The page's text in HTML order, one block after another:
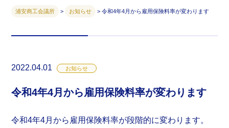
浦安商工会議所 > お知らせ >令和4年4月から雇用保険料率が変わります
2022.04.01 お知らせ
令和4年4月から雇用保険料率が変わります
令和4年4月から雇用保険料率が段階的に変わります。